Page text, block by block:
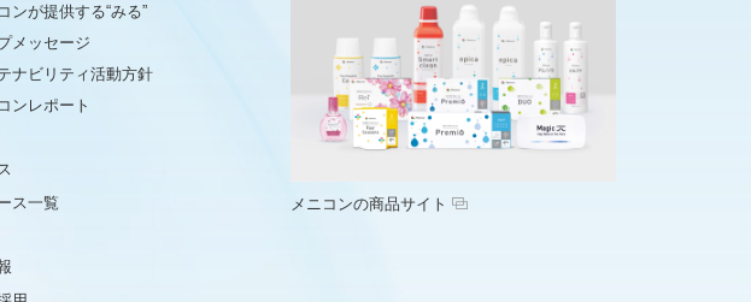
ンが提供する“みる”
メッセージ
ナビリティ活動方針
ンレポート
ス一覧
メニコンの商品サイト